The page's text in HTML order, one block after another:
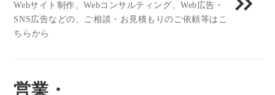
Webサイト制作、Webコンサルティング、Web広告・
SNS広告などの、ご相談・お見積もりのご依頼等はこ
ちらから
営業・